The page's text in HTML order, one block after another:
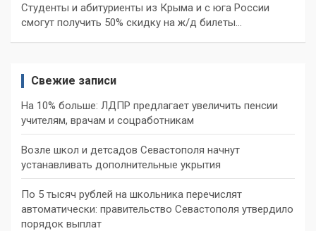
Студенты и абитуриенты из Крыма и с юга России
смогут получить 50% скидку на ж/д билеты…
Свежие записи
На 10% больше: ЛДПР предлагает увеличить пенсии
учителям, врачам и соцработникам
Возле школ и детсадов Севастополя начнут
устанавливать дополнительные укрытия
По 5 тысяч рублей на школьника перечислят
автоматически: правительство Севастополя утвердило
порядок выплат